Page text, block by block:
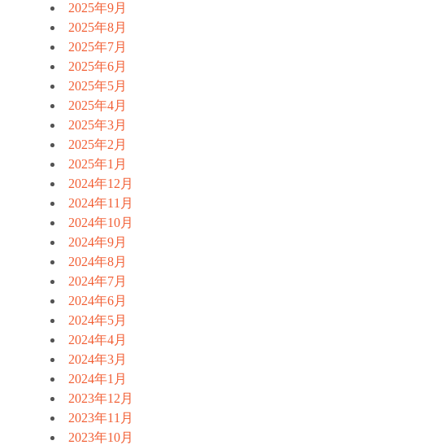
2025年9月
2025年8月
2025年7月
2025年6月
2025年5月
2025年4月
2025年3月
2025年2月
2025年1月
2024年12月
2024年11月
2024年10月
2024年9月
2024年8月
2024年7月
2024年6月
2024年5月
2024年4月
2024年3月
2024年1月
2023年12月
2023年11月
2023年10月